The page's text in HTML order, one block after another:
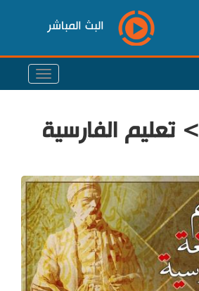
البث المباشر
> تعليم الفارسية